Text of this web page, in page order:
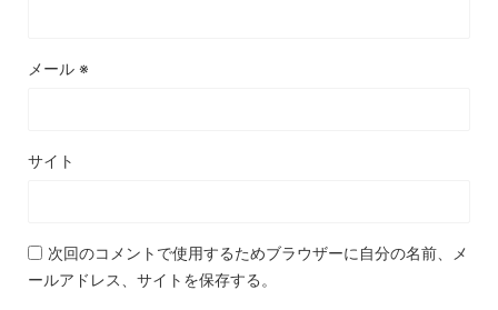
メール ※
サイト
次回のコメントで使用するためブラウザーに自分の名前、メ
ールアドレス、サイトを保存する。